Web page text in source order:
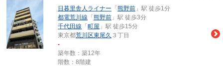
日暮里舎人ライナー 「 熊野前 」駅 徒歩1分
都電荒川線 「 熊野前 」駅 徒歩3分
千代田線 「 町屋 」駅 徒歩15分
東京都荒川区東尾久 ３丁目
-
築年数：築12年
階数：8階建